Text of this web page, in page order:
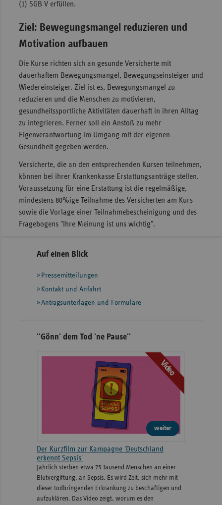
(1) SGB V erfüllen.
Ziel: Bewegungsmangel reduzieren und
Motivation aufbauen
Die Kurse richten sich an gesunde Versicherte mit
dauerhaftem Bewegungsmangel, Bewegungseinsteiger und
Wiedereinsteiger. Ziel ist es, Bewegungsmangel zu
reduzieren und die Menschen zu motivieren,
gesundheitssportliche Aktivitäten dauerhaft in ihren Alltag
zu integrieren. Ferner soll ein Anstoß zu mehr
Eigenverantwortung im Umgang mit der eigenen
Gesundheit gegeben werden.
Versicherte, die an den entsprechenden Kursen teilnehmen,
können bei ihrer Krankenkasse Erstattungsanträge stellen.
Voraussetzung für eine Erstattung ist die regelmäßige,
mindestens 80%ige Teilnahme des Versicherten am Kurs
sowie die Vorlage einer Teilnahmebescheinigung und des
Fragebogens "Ihre Meinung ist uns wichtig".
Seitennavigation
Seitenleiste
weiteren
Informationen
Auf einen Blick
Pressemitteilungen
Kontakt und Anfahrt
Antragsunterlagen und Formulare
''Gönn' dem Tod 'ne Pause''
Video
weiter
Der Kurzfilm zur Kampagne 'Deutschland
erkennt Sepsis'
Jährlich sterben etwa 75 Tausend Menschen an einer
Blutvergiftung, an Sepsis. Es wird Zeit, sich mehr mit
dieser todbringenden Erkrankung zu beschäftigen und
aufzuklären. Das Video zeigt, worum es den